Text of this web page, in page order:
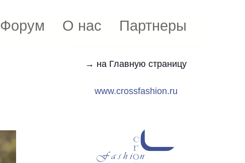
Форум О нас Партнеры
→ на Главную страницу
www.crossfashion.ru